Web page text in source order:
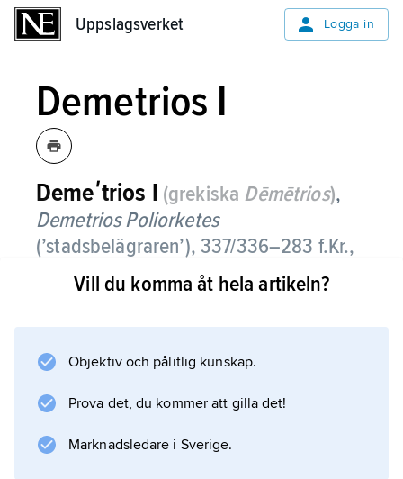
Uppslagsverket Logga in
Demetrios I
Demeʹtrios I (grekiska Dēmētrios),
Demetrios Poliorketes
(’stadsbelägraren’), 337/336–283 f.Kr.,
kung i Makedonien 294–287, son till
AntigonosI Monophthalmos.
om arvet efter Alexander den store. År 307
herravälde genom ett överraskningsanfall på
Pireus med en flottstyrka. Demetrios och
Antigonos hyllades då av athenarna som
Vill du komma åt hela artikeln?
Objektiv och pålitlig kunskap.
Prova det, du kommer att gilla det!
Marknadsledare i Sverige.